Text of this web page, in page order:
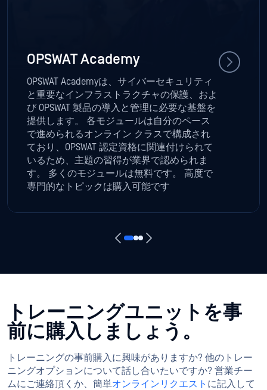
OPSWAT Academy
OPSWAT Academyは、サイバーセキュリティ
と重要なインフラストラクチャの保護、およ
び OPSWAT 製品の導入と管理に必要な基盤を
提供します。 各モジュールは自分のペース
で進められるオンライン クラスで構成され
ており、OPSWAT 認定資格に関連付けられて
いるため、主題の習得が業界で認められま
す。 多くのモジュールは無料です。 高度で
専門的なトピックは購入可能です
トレーニングユニットを事
前に購入しましょう。
トレーニングの事前購入に興味がありますか? 他のトレー
ニングオプションについて話し合いたいですか? 営業チー
ムにご連絡頂くか、簡単オンラインリクエスト に記入して